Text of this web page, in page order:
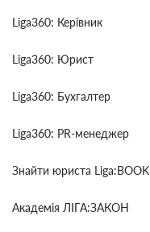
Liga360: Керівник
Liga360: Юрист
Liga360: Бухгалтер
Liga360: PR-менеджер
Знайти юриста Liga:BOOK
Академія ЛІГА:ЗАКОН